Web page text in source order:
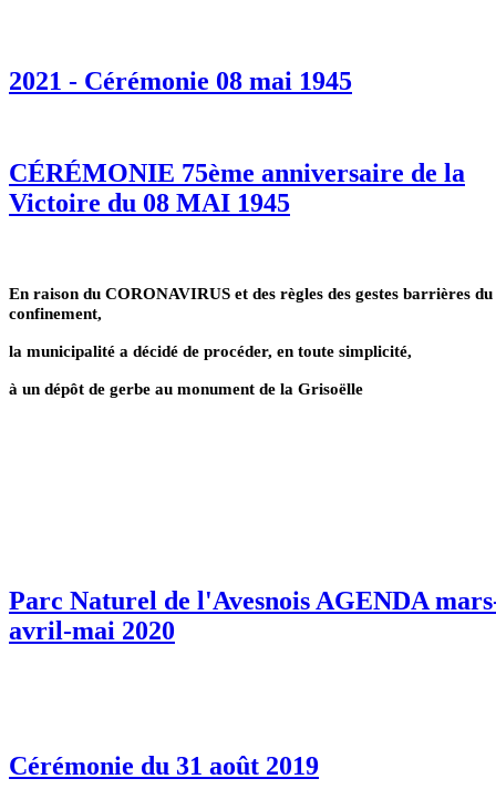
2021 - Cérémonie 08 mai 1945
CÉRÉMONIE 75ème anniversaire de la
Victoire du 08 MAI 1945
En raison du CORONAVIRUS et des règles des gestes barrières du
confinement,
la municipalité a décidé de procéder, en toute simplicité,
à un dépôt de gerbe au monument de la Grisoëlle
Parc Naturel de l'Avesnois AGENDA
avril-mai 2020
Cérémonie du 31 août 2019